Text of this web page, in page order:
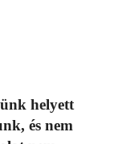
helyett
és nem